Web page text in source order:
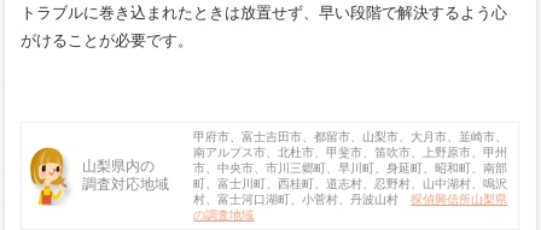
トラブルに巻き込まれたときは放置せず、早い段階で解決するよう心
がけることが必要です。
山梨県内の
調査対応地域
甲府市、富士吉田市、都留市、山梨市、大月市、韮崎市、
南アルプス市、北杜市、甲斐市、笛吹市、上野原市、甲州
市、中央市、市川三郷町、早川町、身延町、昭和町、南部
町、富士川町、西桂町、道志村、忍野村、山中湖村、鳴沢
村、富士河口湖町、小菅村、丹波山村探偵興信所山梨県
の調査地域